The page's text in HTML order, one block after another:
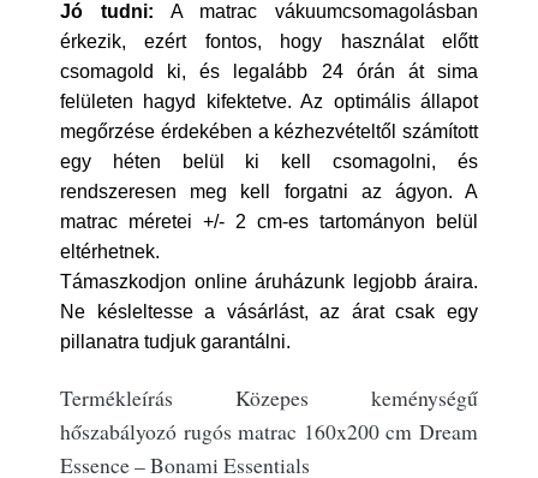
Jó tudni: A matrac vákuumcsomagolásban
érkezik, ezért fontos, hogy használat előtt
csomagold ki, és legalább 24 órán át sima
felületen hagyd kifektetve. Az optimális állapot
megőrzése érdekében a kézhezvételtől számított
egy héten belül ki kell csomagolni, és
rendszeresen meg kell forgatni az ágyon. A
matrac méretei +/- 2 cm-es tartományon belül
eltérhetnek.
Támaszkodjon online áruházunk legjobb áraira.
Ne késleltesse a vásárlást, az árat csak egy
pillanatra tudjuk garantálni.
Termékleírás Közepes keménységű
hőszabályozó rugós matrac 160x200 cm Dream
Essence – Bonami Essentials